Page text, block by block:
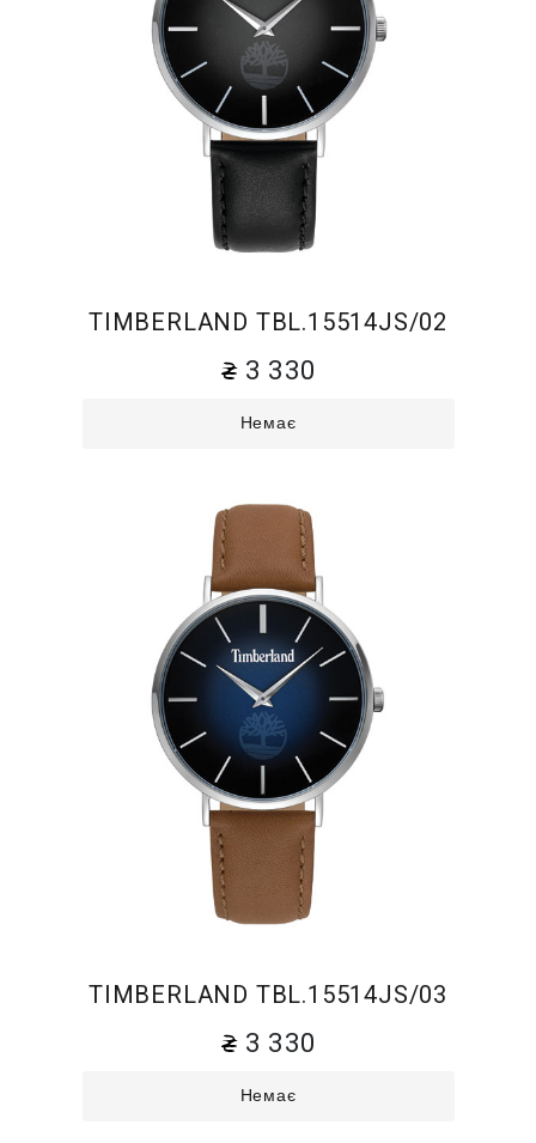
TIMBERLAND TBL.15514JS/02
3 330
Немає
TIMBERLAND TBL.15514JS/03
3 330
Немає